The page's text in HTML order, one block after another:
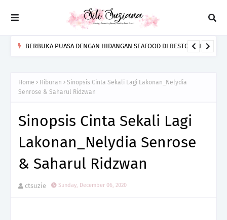
BERBUKA PUASA DENGAN HIDANGAN SEAFOOD DI RESTORAN
Home Hiburan
Sinopsis Cinta Sekali Lagi Lakonan_Nelydia
Senrose & Saharul Ridzwan
Sinopsis Cinta Sekali Lagi
Lakonan_Nelydia Senrose
& Saharul Ridzwan
ctsuzie Sunday, December 06, 2020